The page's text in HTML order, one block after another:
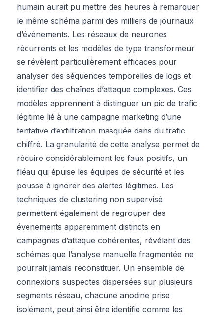
humain aurait pu mettre des heures à remarquer
le même schéma parmi des milliers de journaux
d’événements. Les réseaux de neurones
récurrents et les modèles de type transformeur
se révèlent particulièrement efficaces pour
analyser des séquences temporelles de logs et
identifier des chaînes d’attaque complexes. Ces
modèles apprennent à distinguer un pic de trafic
légitime lié à une campagne marketing d’une
tentative d’exfiltration masquée dans du trafic
chiffré. La granularité de cette analyse permet de
réduire considérablement les faux positifs, un
fléau qui épuise les équipes de sécurité et les
pousse à ignorer des alertes légitimes. Les
techniques de clustering non supervisé
permettent également de regrouper des
événements apparemment distincts en
campagnes d’attaque cohérentes, révélant des
schémas que l’analyse manuelle fragmentée ne
pourrait jamais reconstituer. Un ensemble de
connexions suspectes dispersées sur plusieurs
segments réseau, chacune anodine prise
isolément, peut ainsi être identifié comme les